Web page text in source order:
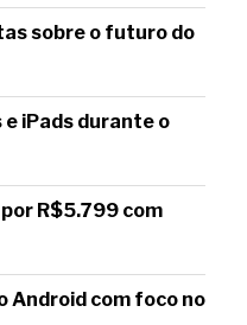
sobre o futuro do
e iPads durante o
R$5.799 com
Android com foco no